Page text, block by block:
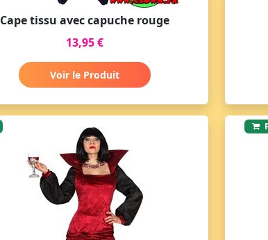
Cape tissu avec capuche rouge
13,95 €
Voir le Produit